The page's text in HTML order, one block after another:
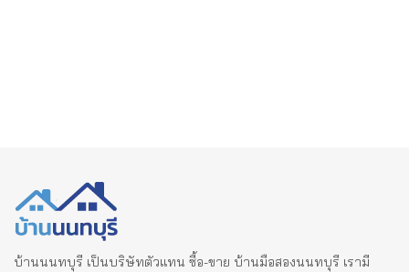
บ้านนนทบุรี เป็นบริษัทตัวแทน ซื้อ-ขาย บ้านมือสองนนทบุรี เรามี